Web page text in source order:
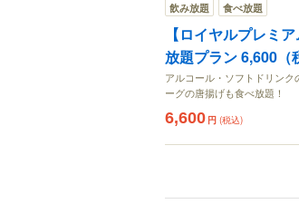
飲み放題 食べ放題
【ロイヤルプレミ
放題プラン 6,600（
アルコール・ソフトドリン
ーグの唐揚げも食べ放題！
6,600 円 (税込)